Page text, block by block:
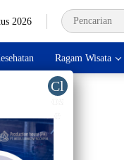
2026
Ragam Wisata